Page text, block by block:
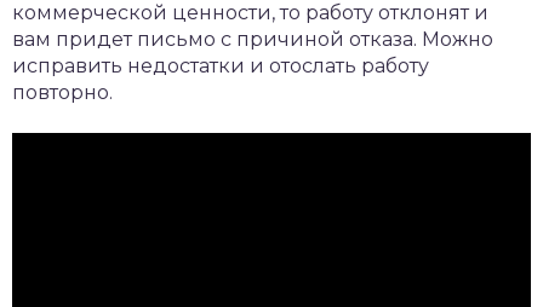
коммерческой ценности, то работу отклонят и
вам придет письмо с причиной отказа. Можно
исправить недостатки и отослать работу
повторно.